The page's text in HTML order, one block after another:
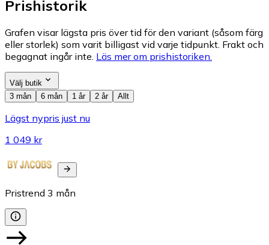
Prishistorik
Grafen visar lägsta pris över tid för den variant (såsom färg
eller storlek) som varit billigast vid varje tidpunkt. Frakt och
begagnat ingår inte. Läs mer om prishistoriken.
Välj butik
3 mån
6 mån 1 år 2 år Allt
Lägst nypris just nu
1 049 kr
Pristrend 3 mån